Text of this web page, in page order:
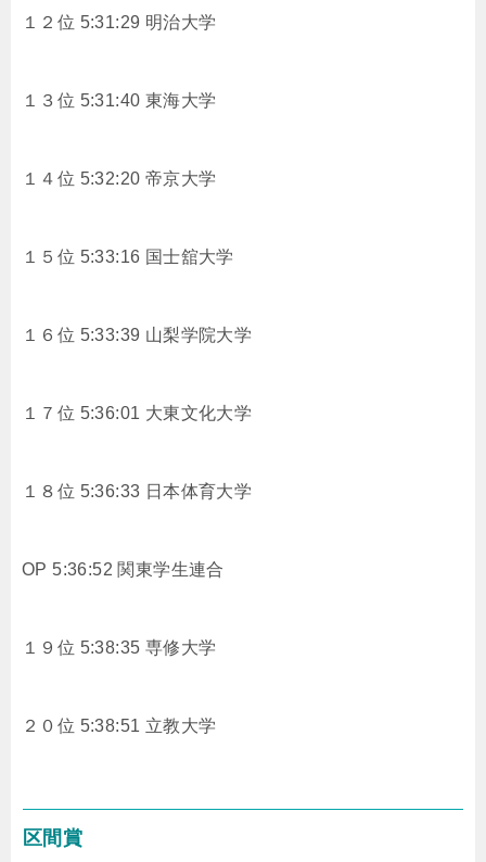
１２位 5:31:29 明治大学
１３位 5:31:40 東海大学
１４位 5:32:20 帝京大学
１５位 5:33:16 国士舘大学
１６位 5:33:39 山梨学院大学
１７位 5:36:01 大東文化大学
１８位 5:36:33 日本体育大学
OP 5:36:52 関東学生連合
１９位 5:38:35 専修大学
２０位 5:38:51 立教大学
区間賞